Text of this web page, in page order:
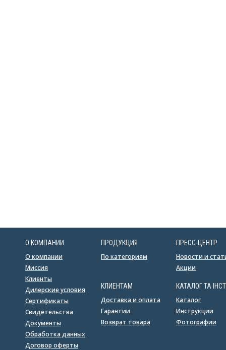
О КОМПАНИИ
О компании
Миссия
Клиенты
Дилерские условия
Сертификаты
Свидетельства
Документы
Обработка данных
Договор оферты
ПРОДУКЦИЯ
По категориям
КЛИЕНТАМ
Доставка и оплата
Гарантии
Возврат товара
ПРЕСС-ЦЕНТР
Новости и
Акции
КАТАЛОГ ТА
Каталог
Инструкции
Фотографии